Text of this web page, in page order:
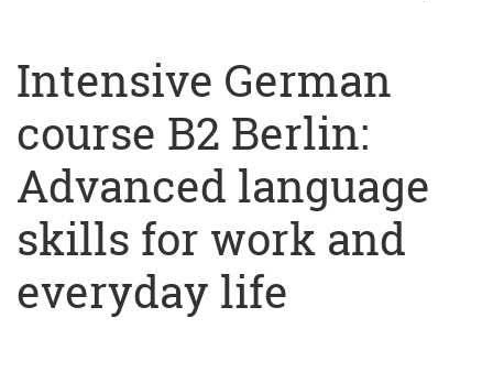
Intensive German
course B2 Berlin:
Advanced language
skills for work and
everyday life